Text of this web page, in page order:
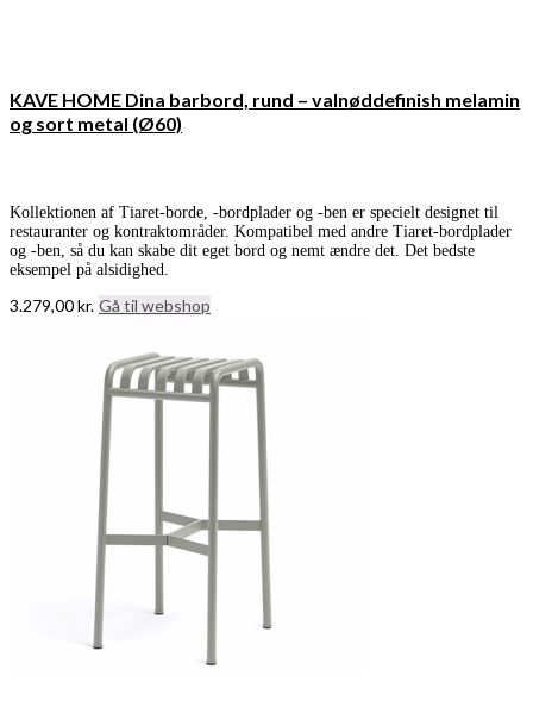
KAVE HOME Dina barbord, rund – valnøddefinish melamin
og sort metal (Ø60)
Kollektionen af Tiaret-borde, -bordplader og -ben er specielt designet til
restauranter og kontraktområder. Kompatibel med andre Tiaret-bordplader
og -ben, så du kan skabe dit eget bord og nemt ændre det. Det bedste
eksempel på alsidighed.
3.279,00kr. Gå til webshop